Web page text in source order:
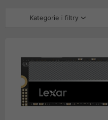
Kategorie i filtry